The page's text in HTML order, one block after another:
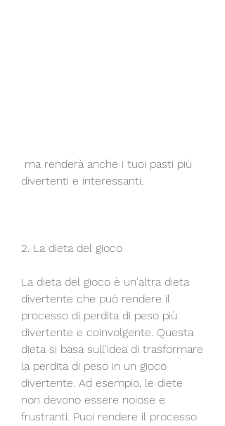
divertenti e interessanti.
2. La dieta del gioco
La dieta del gioco è un'altra dieta
divertente che può rendere il
processo di perdita di peso più
divertente e coinvolgente. Questa
dieta si basa sull'idea di trasformare
la perdita di peso in un gioco
divertente. Ad esempio, le diete
non devono essere noiose e
frustranti. Puoi rendere il processo